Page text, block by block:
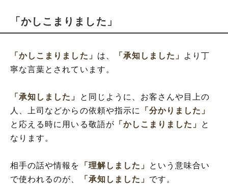
「かしこまりました」
「かしこまりました」 は、 「承知しました」 より丁
寧な言葉とされています。
「承知しました」
と同じように、お客さんや目上の
人、上司などからの依頼や指示に
「分かりました」
と応える時に用いる敬語が 「かしこまりました」 と
なります。
相手の話や情報を 「理解しました」
という意味合い
で使われるのが、
「承知しました」 です。